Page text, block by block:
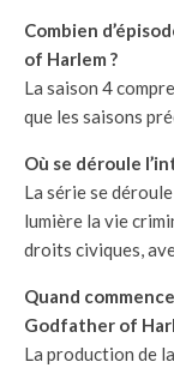
Combien
of Harlem ?
La saison 4
que les saisons
Où se déroule
La série se
lumière la vie
droits civiques,
Quand
Godfather of
La production de